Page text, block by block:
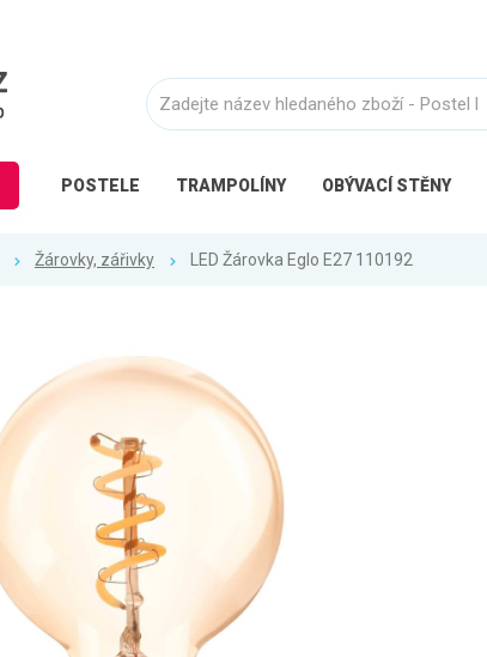
POSTELE TRAMPOLÍNY OBÝVACÍ STĚNY
Žárovky, zářivky LED Žárovka Eglo E27 110192